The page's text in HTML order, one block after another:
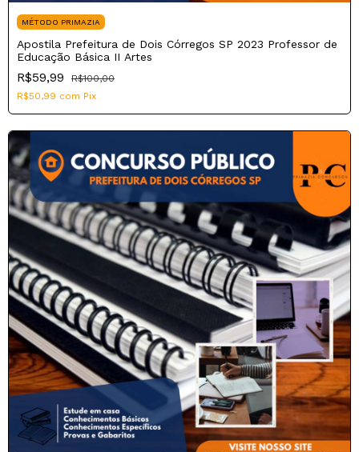
MÉTODO PRIMAZIA
Apostila Prefeitura de Dois Córregos SP 2023 Professor de
Educação Básica II Artes
R$59,99
R$100,00
R$50,99 com Pix